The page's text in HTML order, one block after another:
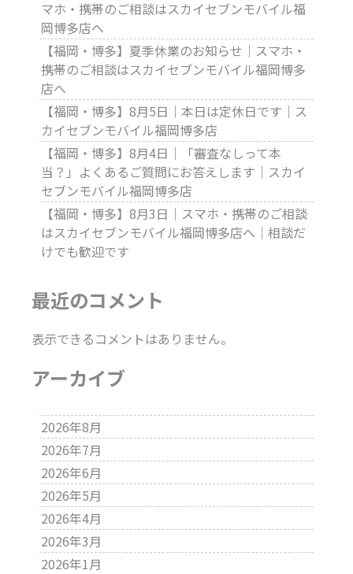
マホ・携帯のご相談はスカイセブンモバイル福
岡博多店へ
【福岡・博多】夏季休業のお知らせ｜スマホ・
携帯のご相談はスカイセブンモバイル福岡博多
店へ
【福岡・博多】8月5日｜本日は定休日です｜ス
カイセブンモバイル福岡博多店
【福岡・博多】8月4日｜「審査なしって本
当？」よくあるご質問にお答えします｜スカイ
セブンモバイル福岡博多店
【福岡・博多】8月3日｜スマホ・携帯のご相談
はスカイセブンモバイル福岡博多店へ｜相談だ
けでも歓迎です
最近のコメント
表示できるコメントはありません。
アーカイブ
2026年8月
2026年7月
2026年6月
2026年5月
2026年4月
2026年3月
2026年1月